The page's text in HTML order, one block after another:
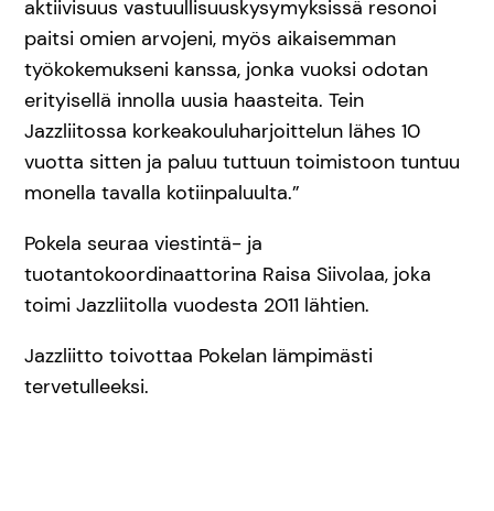
aktiivisuus vastuullisuuskysymyksissä resonoi
paitsi omien arvojeni, myös aikaisemman
työkokemukseni kanssa, jonka vuoksi odotan
erityisellä innolla uusia haasteita. Tein
Jazzliitossa korkeakouluharjoittelun lähes 10
vuotta sitten ja paluu tuttuun toimistoon tuntuu
monella tavalla kotiinpaluulta.”
Pokela seuraa viestintä- ja
tuotantokoordinaattorina Raisa Siivolaa, joka
toimi Jazzliitolla vuodesta 2011 lähtien.
Jazzliitto toivottaa Pokelan lämpimästi
tervetulleeksi.